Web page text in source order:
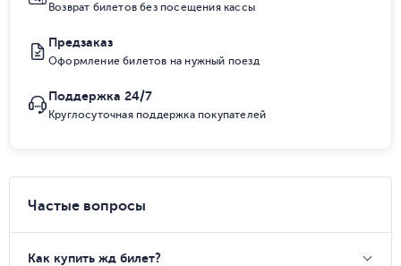
Возврат билетов без посещения кассы
Предзаказ
Оформление билетов на нужный поезд
Поддержка 24/7
Круглосуточная поддержка покупателей
Частые вопросы
Как купить жд билет?